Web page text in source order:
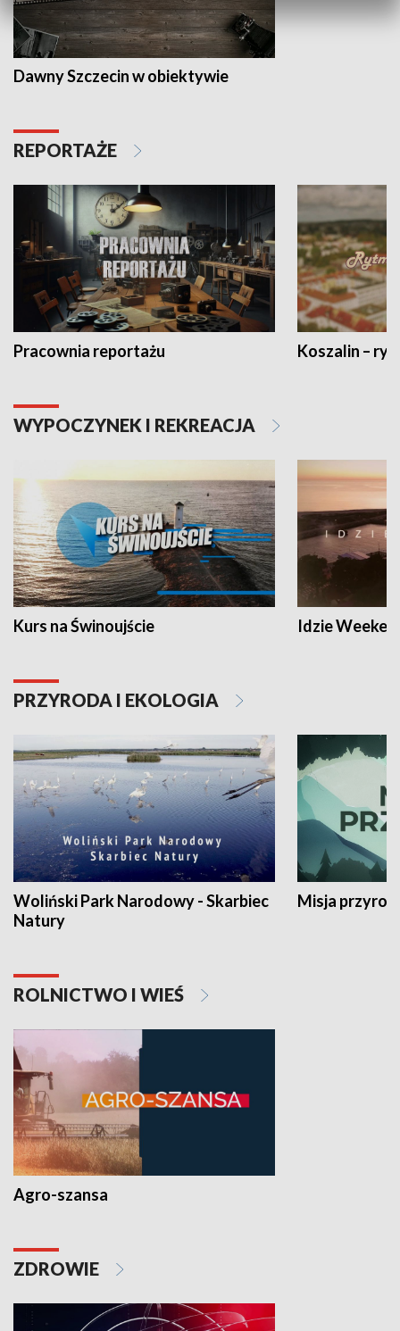
Dawny Szczecin w obiektywie
REPORTAŻE
Pracownia reportażu Koszalin –
WYPOCZYNEK I REKREACJA
Kurs na Świnoujście Idzie
PRZYRODA I EKOLOGIA
Woliński Park Narodowy - Skarbiec
Natury
Misja
ROLNICTWO I WIEŚ
Agro-szansa
ZDROWIE